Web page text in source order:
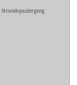
Strandspaziergang